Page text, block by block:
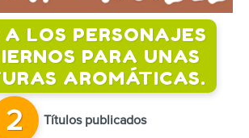
LOS PERSONAJES
PARA UNAS
AROMÁTICAS.
2 Títulos publicados